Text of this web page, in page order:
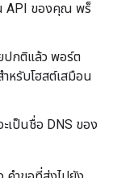
API ของคุณ พร็
ปกติแล้ว พอร์ต
หรับโฮสต์เสมือน
ะเป็นชื่อ DNS ของ